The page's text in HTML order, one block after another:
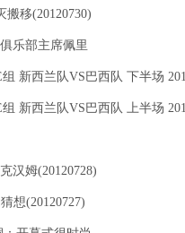
移(20120730)
乐部主席佩里
新西兰队VS巴西队 下半场
新西兰队VS巴西队 上半场
汉姆(20120728)
想(20120727)